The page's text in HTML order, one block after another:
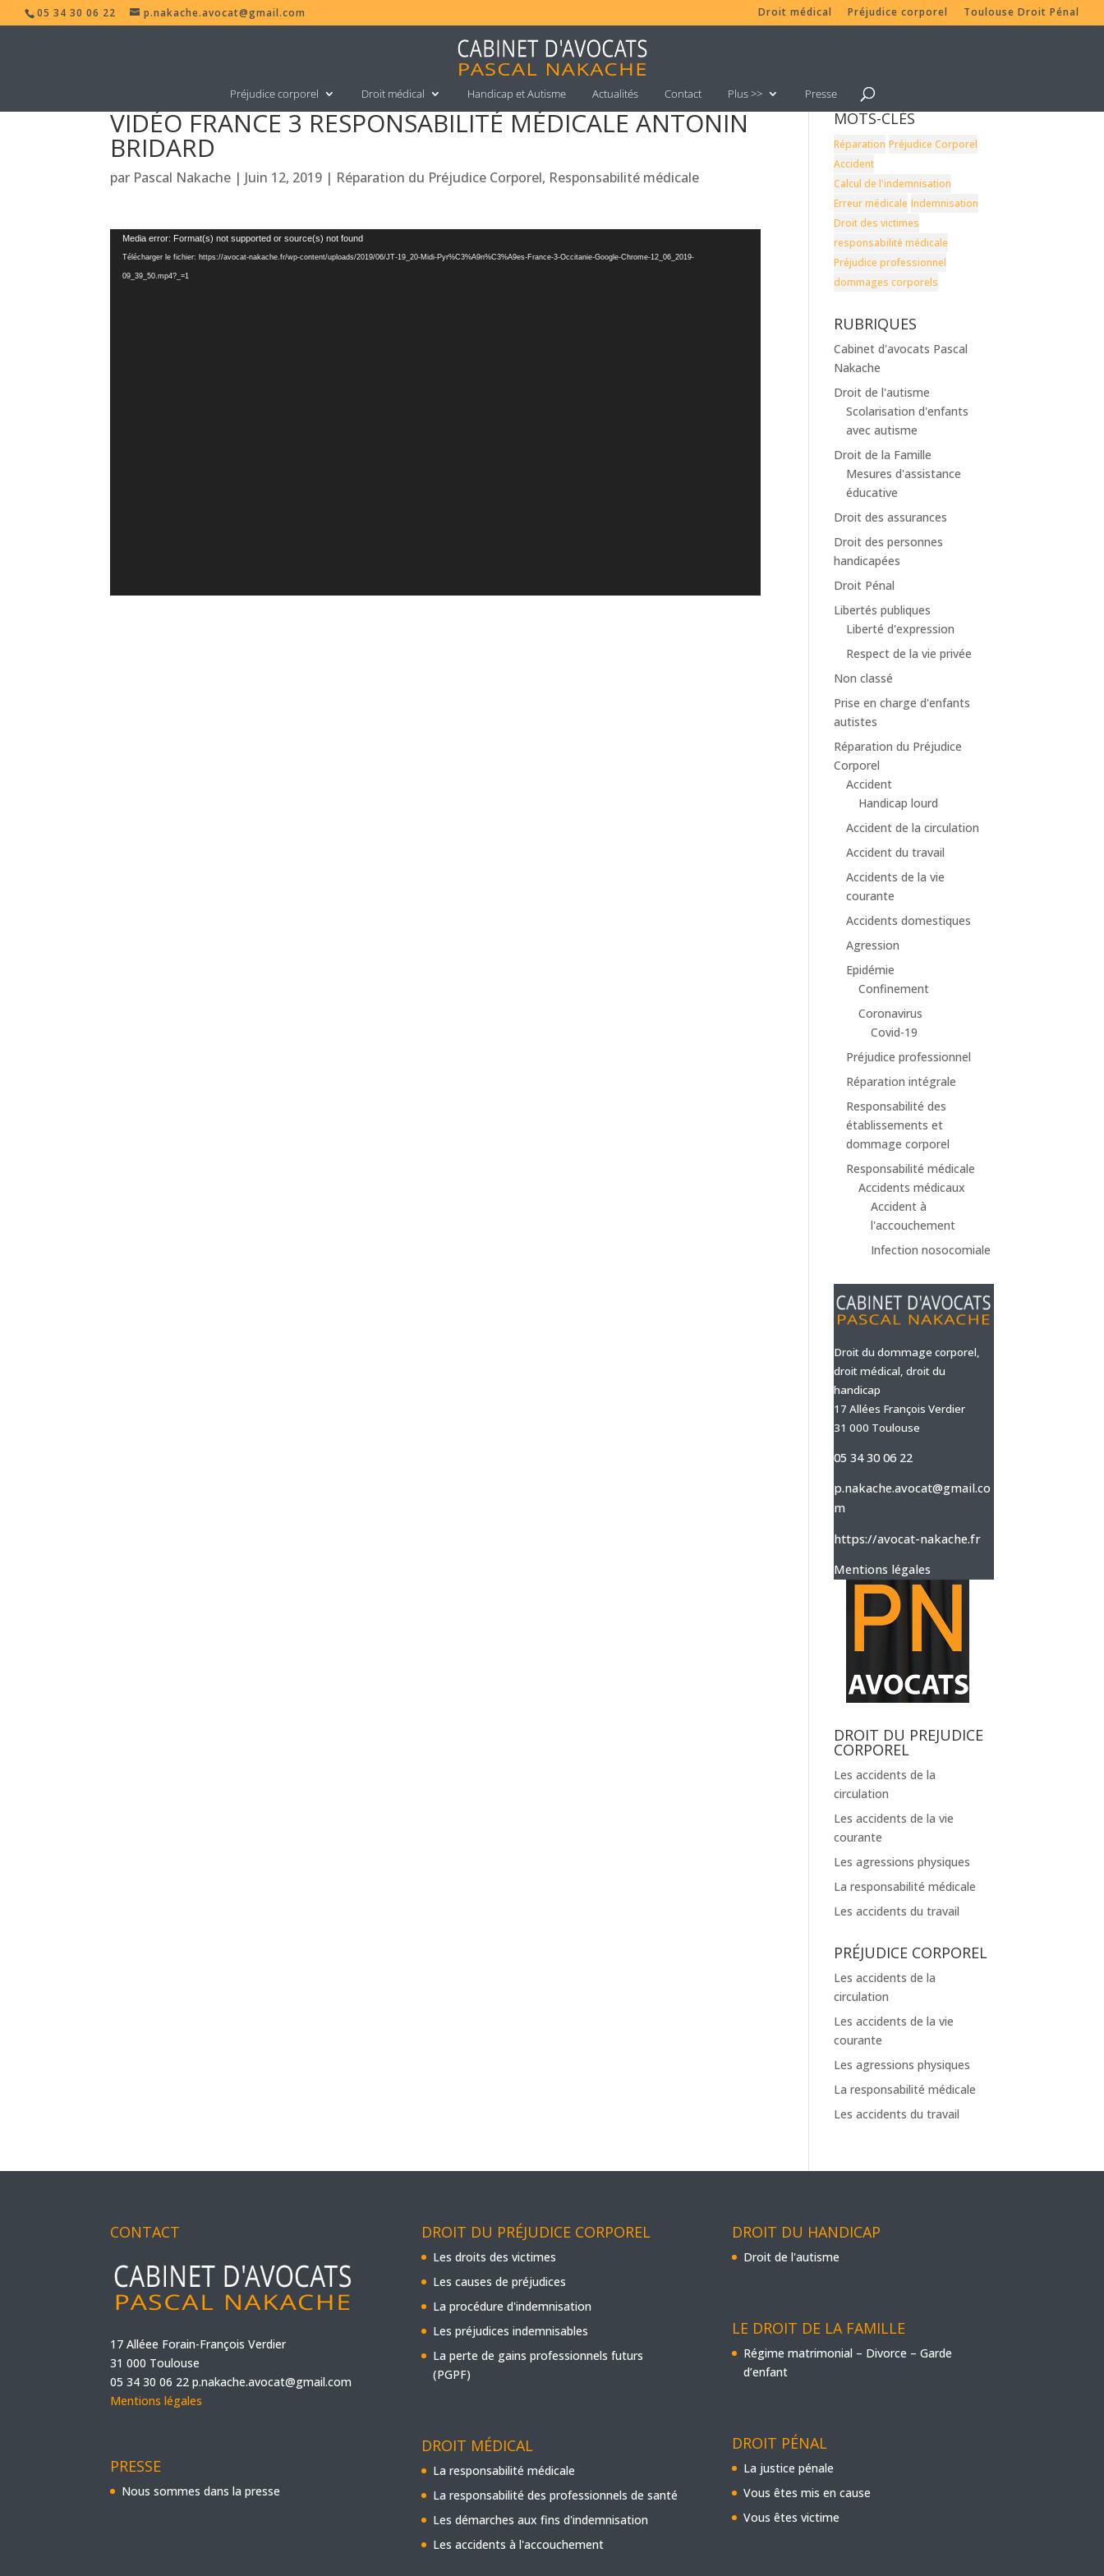
05 34 30 06 22 p.nakache.avocat@gmail.com Droit médical Préjudice corporel Toulouse Droit Pénal
Préjudice corporel Droit médical Handicap et Autisme Actualités Contact Plus >> Presse
VIDÉO FRANCE 3 RESPONSABILITÉ MÉDICALE ANTONIN
BRIDARD
par Pascal Nakache | Juin 12, 2019 | Réparation du Préjudice Corporel, Responsabilité médicale
Lecteur
vidéo
Media error: Format(s) not supported or source(s) not found
Télécharger le fichier: https://avocat-nakache.fr/wp-content/uploads/2019/06/JT-19_20-Midi-Pyr%C3%A9n%C3%A9es-France-3-Occitanie-Google-Chrome-12_06_2019-
09_39_50.mp4?_=1
MOTS-CLÉS
Réparation Préjudice Corporel
Accident
Calcul de l'indemnisation
Erreur médicale Indemnisation
Droit des victimes
responsabilité médicale
Préjudice professionnel
dommages corporels
RUBRIQUES
Cabinet d'avocats Pascal
Nakache
Droit de l'autisme
Scolarisation d'enfants
avec autisme
Droit de la Famille
Mesures d'assistance
éducative
Droit des assurances
Droit des personnes
handicapées
Droit Pénal
Libertés publiques
Liberté d'expression
Respect de la vie privée
Non classé
Prise en charge d'enfants
autistes
Réparation du Préjudice
Corporel
Accident
Handicap lourd
Accident de la circulation
Accident du travail
Accidents de la vie
courante
Accidents domestiques
Agression
Epidémie
Confinement
Coronavirus
Covid-19
Préjudice professionnel
Réparation intégrale
Responsabilité des
établissements et
dommage corporel
Responsabilité médicale
Accidents médicaux
Accident à
l'accouchement
Infection nosocomiale
Droit du dommage corporel,
droit médical, droit du
handicap
17 Allées François Verdier
31 000 Toulouse
05 34 30 06 22
p.nakache.avocat@gmail.co
m
https://avocat-nakache.fr
Mentions légales
DROIT DU PREJUDICE
CORPOREL
Les accidents de la
circulation
Les accidents de la vie
courante
Les agressions physiques
La responsabilité médicale
Les accidents du travail
PRÉJUDICE CORPOREL
Les accidents de la
circulation
Les accidents de la vie
courante
Les agressions physiques
La responsabilité médicale
Les accidents du travail
CONTACT
17 Alléee Forain-François Verdier
31 000 Toulouse
05 34 30 06 22 p.nakache.avocat@gmail.com
Mentions légales
PRESSE
Nous sommes dans la presse
DROIT DU PRÉJUDICE CORPOREL
Les droits des victimes
Les causes de préjudices
La procédure d'indemnisation
Les préjudices indemnisables
La perte de gains professionnels futurs
(PGPF)
DROIT MÉDICAL
La responsabilité médicale
La responsabilité des professionnels de santé
Les démarches aux fins d'indemnisation
Les accidents à l'accouchement
DROIT DU HANDICAP
Droit de l'autisme
LE DROIT DE LA FAMILLE
Régime matrimonial – Divorce – Garde
d’enfant
DROIT PÉNAL
La justice pénale
Vous êtes mis en cause
Vous êtes victime